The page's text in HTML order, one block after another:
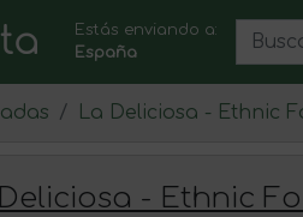
Estás enviando a:
España
La Deliciosa - Ethnic
- Ethnic